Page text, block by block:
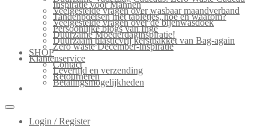
Inspiratie voor Mannen
Veelgestelde vragen over wasbaar maandverband
Tandenpoetsen met tabletjes, hoe en waarom?
Veelgestelde vragen over de bijenwasdoek
Persoonlijke blogs van Inge
Duurzame Moederdaginspiratie!
Duurzaam plasticvrij kerstpakket van Bag-again
Zero waste December-inspiratie
SHOP
Klantenservice
Contact
Levertijd en verzending
Retourneren
Betalingsmogelijkheden
Login / Register